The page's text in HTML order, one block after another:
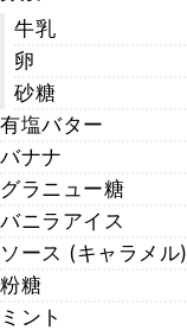
牛乳
卵
砂糖
有塩バター
バナナ
グラニュー糖
バニラアイス
ソース (キャラメル)
粉糖
ミント